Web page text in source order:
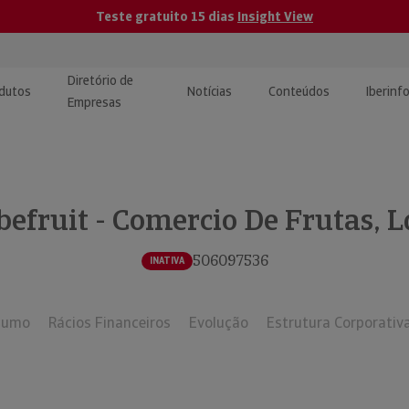
Teste gratuito 15 dias Insight View
e Monitorização de
Diretório de
Empresas
Notícias Conteúdos
| Estudos e
- Comercio De Frutas,
INATIVA 506097536
Rácios Financeiros Evolução Estrutura Corporativa